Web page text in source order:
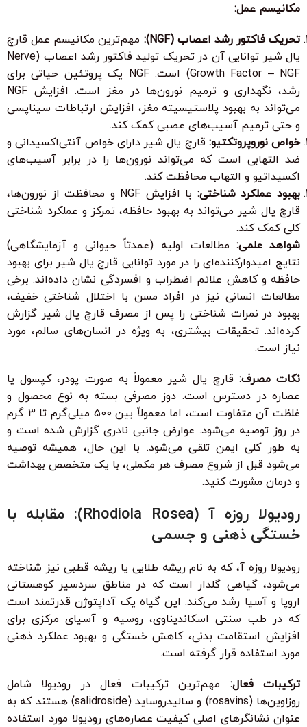
مکانیسم عمل:
تحریک فاکتور رشد اعصاب (NGF):
مهم‌ترین مکانیسم عمل قارچ
یال شیر توانایی آن در تحریک تولید فاکتور رشد اعصاب (Nerve
Growth Factor – NGF) است. NGF یک پروتئین حیاتی برای
رشد، نگهداری و ترمیم نورون‌ها در مغز است. افزایش NGF
می‌تواند به بهبود پلاستیسیته مغز، افزایش ارتباطات سیناپسی
و حتی ترمیم آسیب‌های عصبی کمک کند.
خواص نوروپروتکتیو: قارچ یال شیر دارای خواص آنتی‌اکسیدانی و
ضد التهابی است که می‌تواند نورون‌ها را در برابر آسیب‌های
اکسیداتیو و التهاب محافظت کند.
بهبود عملکرد شناختی:
با افزایش NGF و محافظت از نورون‌ها،
قارچ یال شیر می‌تواند به بهبود حافظه، تمرکز و عملکرد شناختی
کلی کمک کند.
شواهد علمی: مطالعات اولیه (عمدتاً حیوانی و آزمایشگاهی)
نتایج امیدوارکننده‌ای را در مورد توانایی قارچ یال شیر برای بهبود
حافظه و کاهش علائم اضطراب و افسردگی نشان داده‌اند. برخی
مطالعات انسانی نیز در افراد مسن با اختلال شناختی خفیف،
بهبود در نمرات شناختی را پس از مصرف قارچ یال شیر گزارش
کرده‌اند. تحقیقات بیشتری، به ویژه در انسان‌های سالم، مورد
نیاز است.
نکات مصرف: قارچ یال شیر معمولاً به صورت پودر، کپسول یا
عصاره در دسترس است. دوز مصرفی بسته به نوع محصول و
غلظت آن متفاوت است، اما معمولاً بین 500 میلی‌گرم تا 3 گرم
در روز توصیه می‌شود. عوارض جانبی نادری گزارش شده است و
به طور کلی ایمن تلقی می‌شود. با این حال، همیشه توصیه
می‌شود قبل از شروع مصرف هر مکملی، با یک متخصص بهداشت
و درمان مشورت کنید.
رودیولا روزه آ (Rhodiola Rosea): مقابله با
خستگی ذهنی و جسمی
رودیولا روزه آ، که به نام ریشه طلایی یا ریشه قطبی نیز شناخته
می‌شود، گیاهی گلدار است که در مناطق سردسیر کوهستانی
اروپا و آسیا رشد می‌کند. این گیاه یک آداپتوژن قدرتمند است
که در طب سنتی اسکاندیناوی، روسیه و آسیای مرکزی برای
افزایش استقامت بدنی، کاهش خستگی و بهبود عملکرد ذهنی
مورد استفاده قرار گرفته است.
ترکیبات فعال: مهم‌ترین ترکیبات فعال در رودیولا شامل
روزاوین‌ها (rosavins) و سالیدروساید (salidroside) هستند که به
عنوان نشانگرهای اصلی کیفیت عصاره‌های رودیولا مورد استفاده